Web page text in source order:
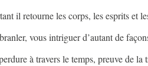
il retourne les corps, les esprits et
vous intriguer d’autant de
à travers le temps, preuve de la